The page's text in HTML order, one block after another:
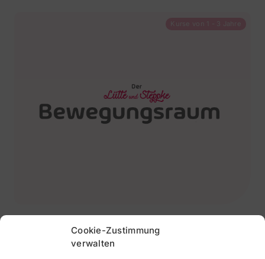
Cookie-Zustimmung
verwalten
Kurse von 1 - 3 Jahre
Bewegungsraum / ab Oktober /
Dienstag / 15.45 Uhr / Start 13.10.26